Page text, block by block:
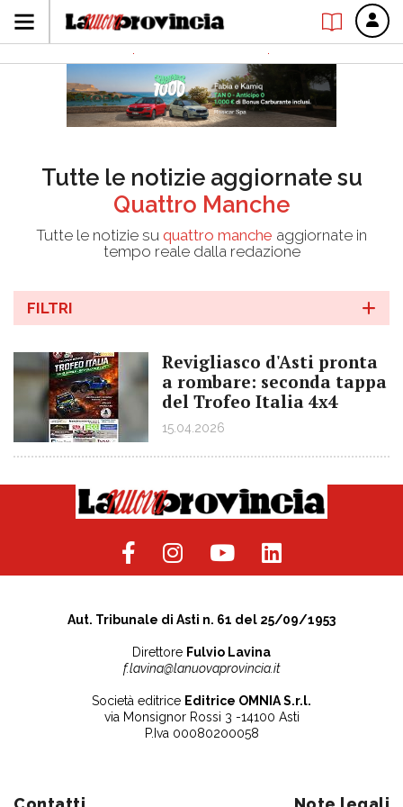
Tutte le notizie aggiornate su
Quattro Manche
Tutte le notizie su quattro manche aggiornate in
tempo reale dalla redazione
FILTRI
Revigliasco d'Asti pronta
a rombare: seconda tappa
del Trofeo Italia 4x4
15.04.2026
Aut. Tribunale di Asti n. 61 del 25/09/1953
Direttore Fulvio Lavina
f.lavina@lanuovaprovincia.it
Società editrice Editrice OMNIA S.r.l.
via Monsignor Rossi 3 -14100 Asti
P.Iva 00080200058